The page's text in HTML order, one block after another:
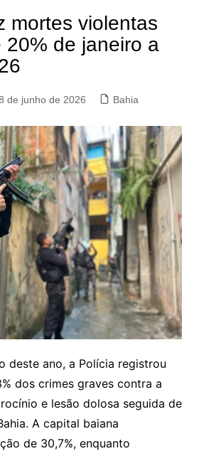
mortes violentas
20% de janeiro a
de junho de 2026 Bahia
deste ano, a Polícia registrou
dos crimes graves contra a
e lesão dolosa seguida de
A capital baiana
de 30,7%, enquanto